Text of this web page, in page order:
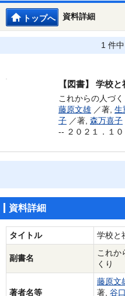
資料詳細
トップへ
1 件
【図書】 学校と
これからの人づ
藤原文雄 ／著, 生
子 ／著, 森万喜子
-- ２０２１．１
資料詳細
タイトル 学校と
副書名
これか
くり
著者名等
藤原文
著, 谷